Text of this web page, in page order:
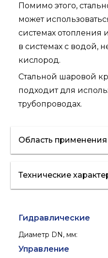
Помимо этого,
может
системах отопления
в системах с водой,
кислород.
Стальной шаровой
подходит для
трубопроводах.
Область применения
водоснабжение
Технические
Гидравлические
Диаметр DN, мм:
Управление